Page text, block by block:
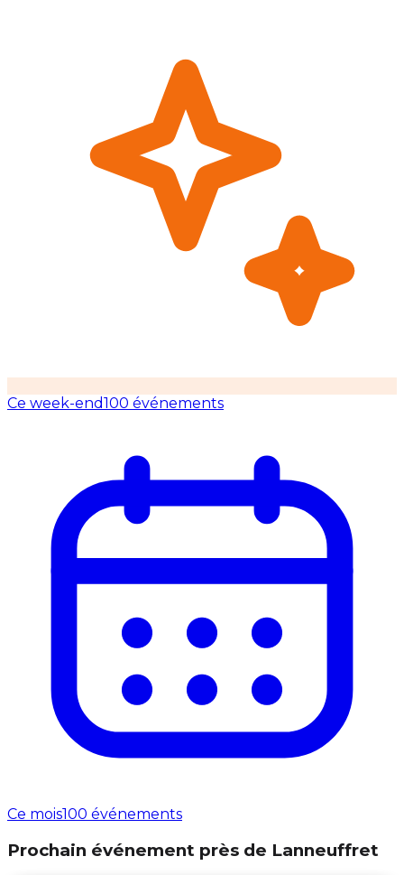
Ce week-end100 événements
Ce mois100 événements
Prochain événement près de Lanneuffret